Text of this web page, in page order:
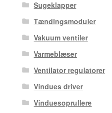
Sugeklapper
Tændingsmoduler
Vakuum ventiler
Varmeblæser
Ventilator regulatorer
Vindues driver
Vinduesoprullere